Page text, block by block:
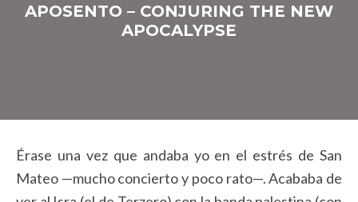
APOSENTO – CONJURING THE NEW
APOCALYPSE
Érase una vez que andaba yo en el estrés de San
Mateo —mucho concierto y poco rato—. Acababa de